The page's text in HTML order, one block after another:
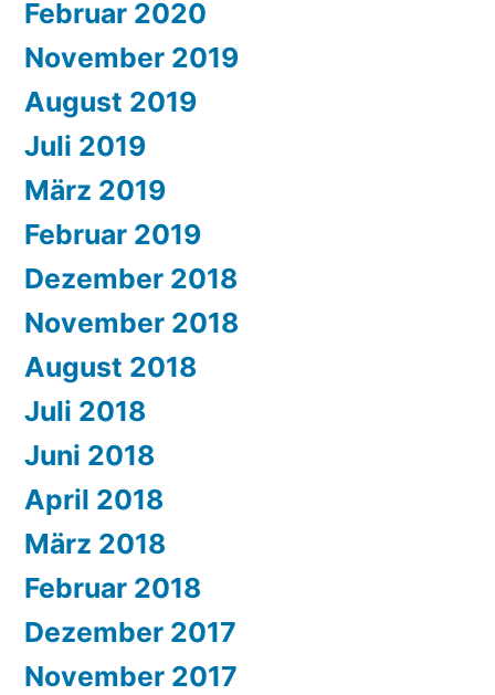
Februar 2020
November 2019
August 2019
Juli 2019
März 2019
Februar 2019
Dezember 2018
November 2018
August 2018
Juli 2018
Juni 2018
April 2018
März 2018
Februar 2018
Dezember 2017
November 2017